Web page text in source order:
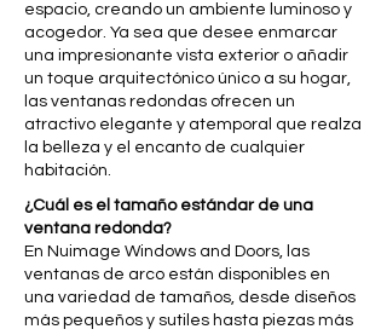
espacio, creando un ambiente luminoso y
acogedor. Ya sea que desee enmarcar
una impresionante vista exterior o añadir
un toque arquitectónico único a su hogar,
las ventanas redondas ofrecen un
atractivo elegante y atemporal que realza
la belleza y el encanto de cualquier
habitación.
¿Cuál es el tamaño estándar de una
ventana redonda?
En Nuimage Windows and Doors, las
ventanas de arco están disponibles en
una variedad de tamaños, desde diseños
más pequeños y sutiles hasta piezas más